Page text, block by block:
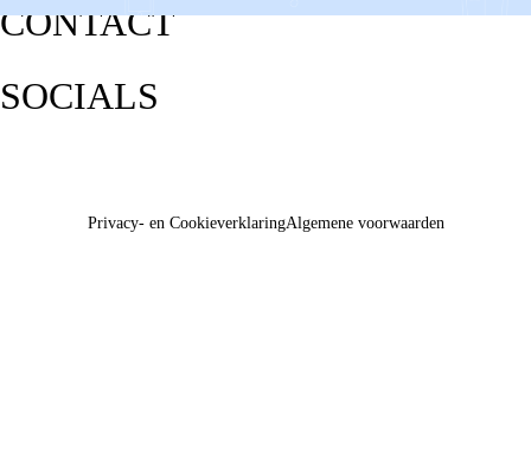
CONTACT
SOCIALS
Privacy- en CookieverklaringAlgemene voorwaarden